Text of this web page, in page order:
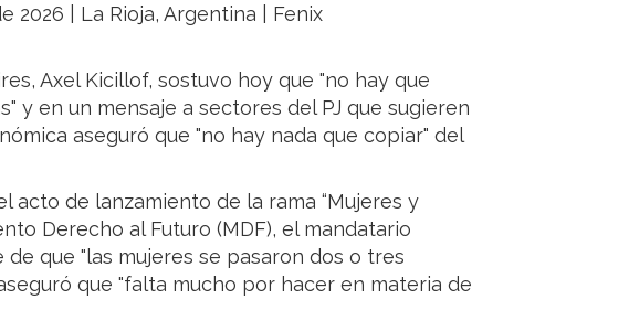
2026 | La Rioja, Argentina | Fenix
Axel Kicillof, sostuvo hoy que "no hay que
y en un mensaje a sectores del PJ que sugieren
aseguró que "no hay nada que copiar" del
acto de lanzamiento de la rama “Mujeres y
Derecho al Futuro (MDF), el mandatario
que "las mujeres se pasaron dos o tres
que "falta mucho por hacer en materia de